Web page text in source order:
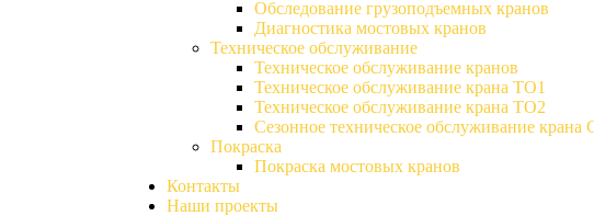
Обследование грузоподъемных кранов
Диагностика мостовых кранов
Техническое обслуживание
Техническое обслуживание кранов
Техническое обслуживание крана ТО1
Техническое обслуживание крана ТО2
Сезонное техническое обслуживание крана
Покраска
Покраска мостовых кранов
Контакты
Наши проекты